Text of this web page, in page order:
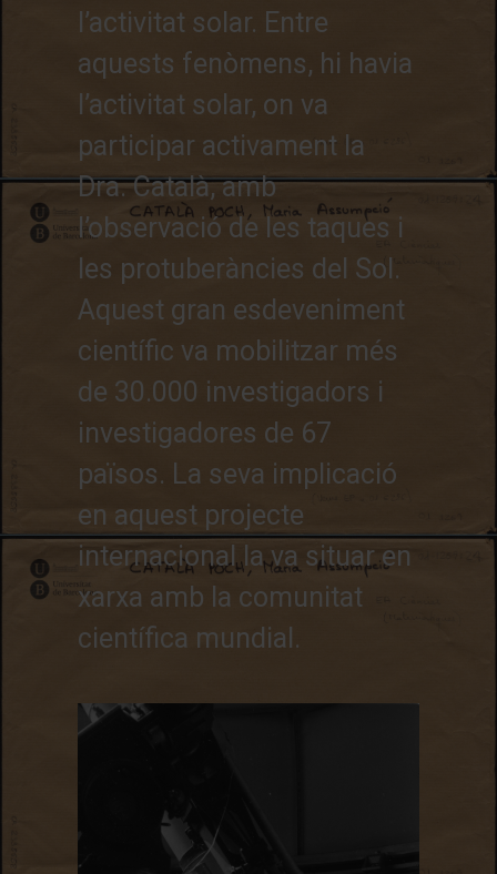
l’activitat solar. Entre
aquests fenòmens, hi havia
l’activitat solar, on va
participar activament la
Dra. Català, amb
l’observació de les taques i
les protuberàncies del Sol.
Aquest gran esdeveniment
científic va mobilitzar més
de 30.000 investigadors i
investigadores de 67
països. La seva implicació
en aquest projecte
internacional la va situar en
xarxa amb la comunitat
científica mundial.